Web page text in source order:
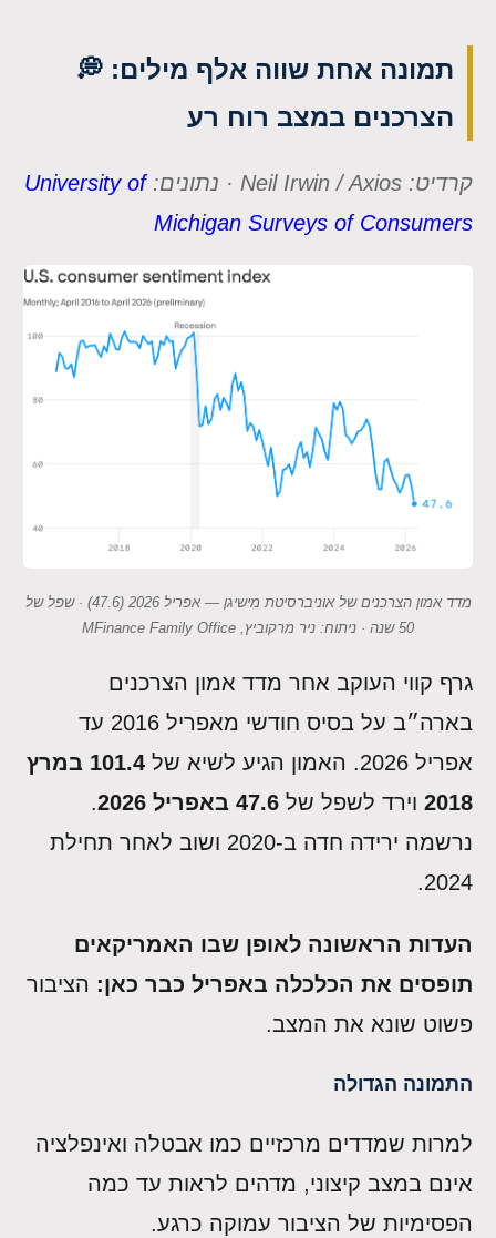
תמונה אחת שווה אלף מילים: 💭
הצרכנים במצב רוח רע
קרדיט: Neil Irwin / Axios · נתונים:
University of
Michigan Surveys of Consumers
מדד אמון הצרכנים של אוניברסיטת מישיגן — אפריל 2026 (47.6) · שפל של
50 שנה · ניתוח: ניר מרקוביץ, MFinance Family Office
גרף קווי העוקב אחר מדד אמון הצרכנים
בארה״ב על בסיס חודשי מאפריל 2016 עד
אפריל 2026. האמון הגיע לשיא של
101.4 במרץ
2018 וירד לשפל של 47.6 באפריל 2026
.
נרשמה ירידה חדה ב-2020 ושוב לאחר תחילת
2024.
העדות הראשונה לאופן שבו האמריקאים
תופסים את הכלכלה באפריל כבר כאן: הציבור
פשוט שונא את המצב.
התמונה הגדולה
למרות שמדדים מרכזיים כמו אבטלה ואינפלציה
אינם במצב קיצוני, מדהים לראות עד כמה
הפסימיות של הציבור עמוקה כרגע.